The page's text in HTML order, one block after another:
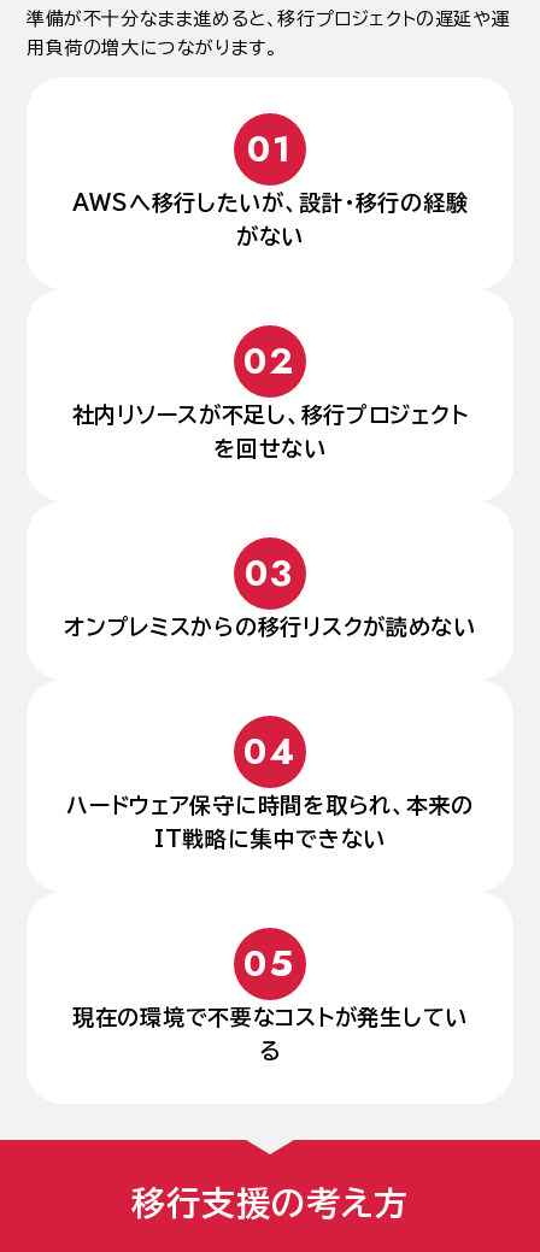
準備が不十分なまま進めると、移行プロジェクトの遅延や運
用負荷の増大につながります。
AWSへ移行したいが、設計・移行の経験
がない
社内リソースが不足し、移行プロジェクト
を回せない
オンプレミスからの移行リスクが読めない
ハードウェア保守に時間を取られ、本来の
IT戦略に集中できない
現在の環境で不要なコストが発生してい
る
移行支援の考え方